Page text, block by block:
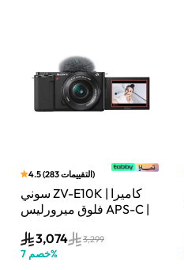
4.5(283التقييمات)
سوني ZV-E10K | كاميرا
فلوق ميرورليس APS-C |
عدسة باور زوم 16–50mm
| أسود
3,074 3,299
خصم 7 %